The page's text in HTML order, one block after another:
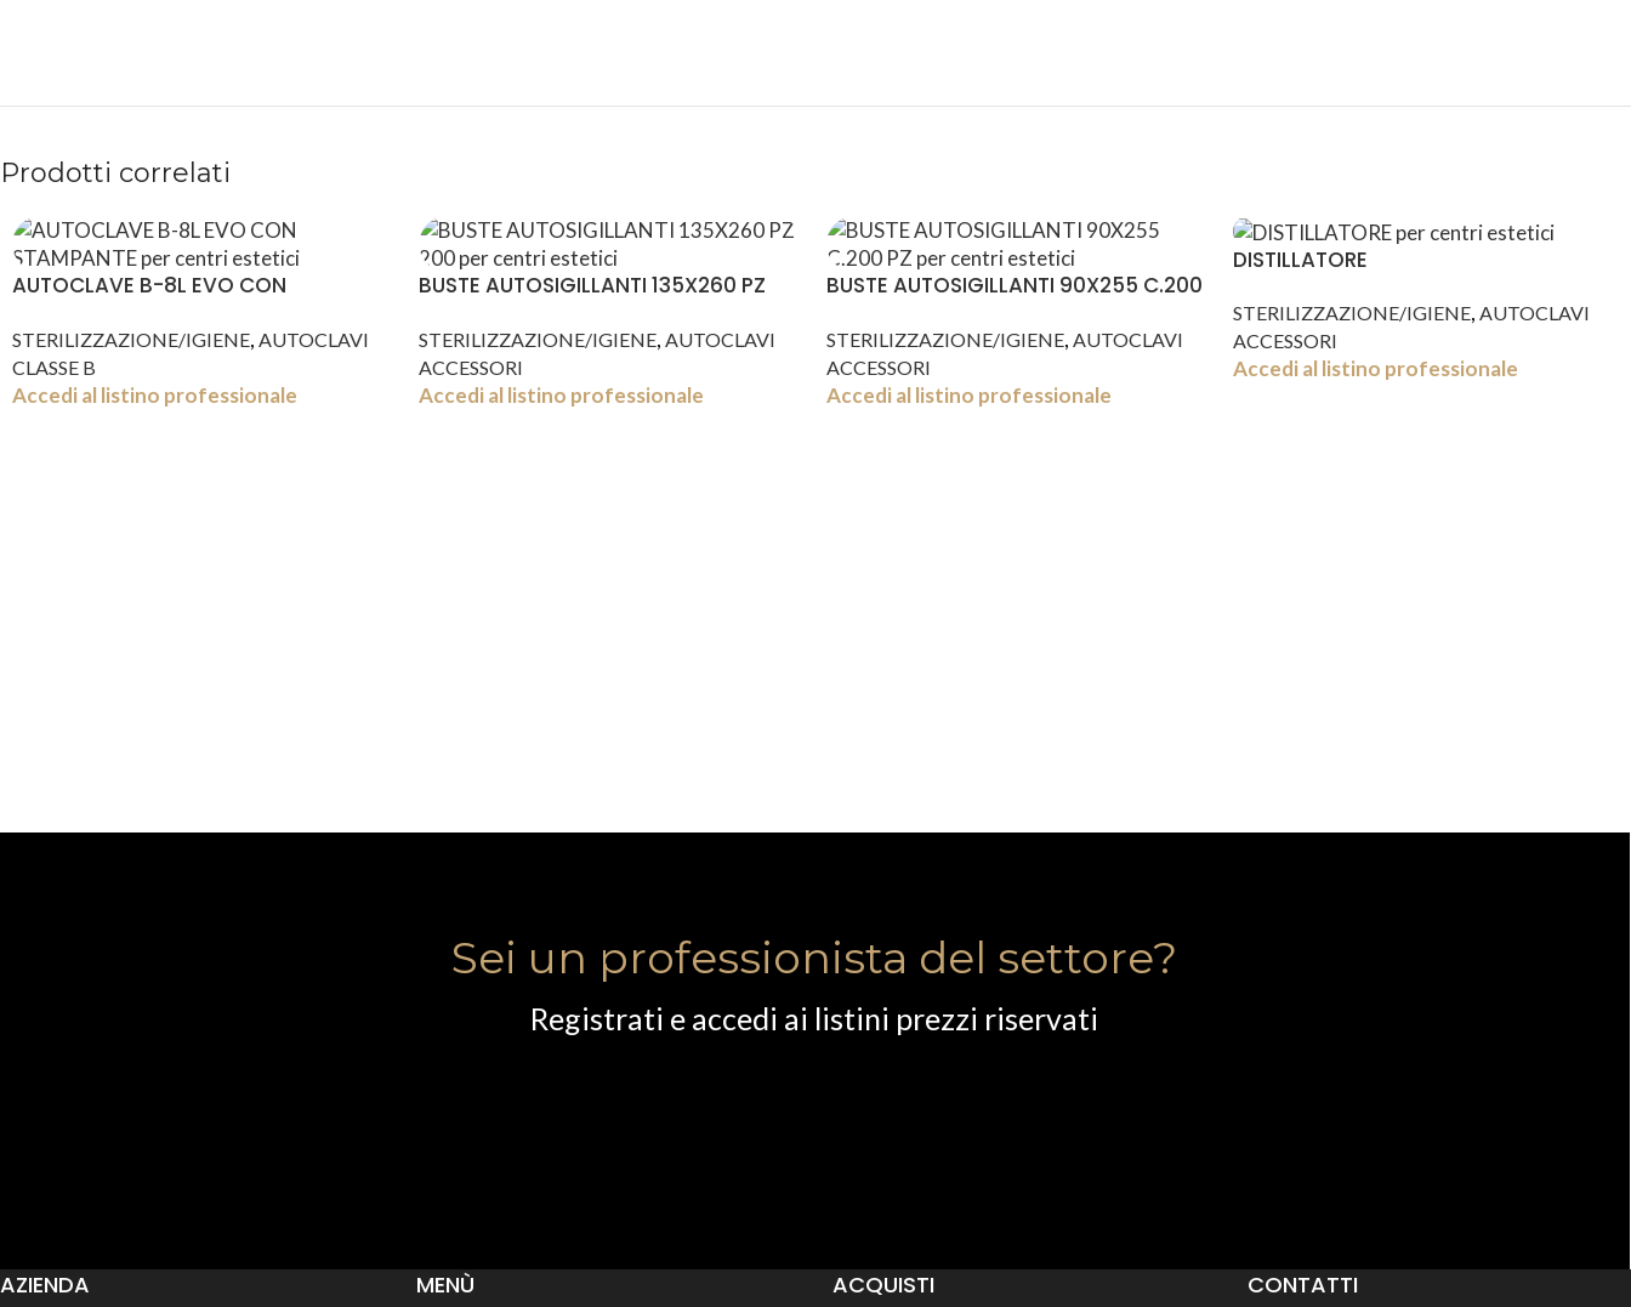
Prodotti correlati
AUTOCLAVE B-8L EVO CON
STERILIZZAZIONE/IGIENE, AUTOCLAVI
CLASSE B
Accedi al listino professionale
BUSTE AUTOSIGILLANTI 135X260 PZ
STERILIZZAZIONE/IGIENE, AUTOCLAVI
ACCESSORI
Accedi al listino professionale
BUSTE AUTOSIGILLANTI 90X255 C.200
STERILIZZAZIONE/IGIENE, AUTOCLAVI
ACCESSORI
Accedi al listino professionale
DISTILLATORE
STERILIZZAZIONE/IGIENE, AUTOCLAVI
ACCESSORI
Accedi al listino professionale
Sei un professionista del settore?
Registrati e accedi ai listini prezzi riservati
AZIENDA MENÙ ACQUISTI CONTATTI